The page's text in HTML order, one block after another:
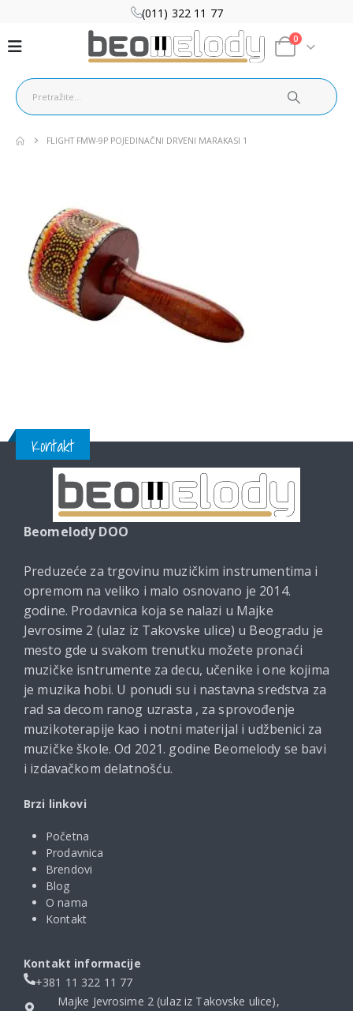
(011) 322 11 77
0
FLIGHT FMW-9P POJEDINAČNI DRVENI MARAKASI 1
Kontakt
Beomelody DOO
Preduzeće za trgovinu muzičkim instrumentima i
opremom na veliko i malo osnovano je 2014.
godine. Prodavnica koja se nalazi u Majke
Jevrosime 2 (ulaz iz Takovske ulice) u Beogradu je
mesto gde u svakom trenutku možete pronaći
muzičke isntrumente za decu, učenike i one kojima
je muzika hobi. U ponudi su i nastavna sredstva za
rad sa decom ranog uzrasta , za sprovođenje
muzikoterapije kao i notni materijal i udžbenici za
muzičke škole. Od 2021. godine Beomelody se bavi
i izdavačkom delatnošću.
Brzi linkovi
Početna
Prodavnica
Brendovi
Blog
O nama
Kontakt
Kontakt informacije
+381 11 322 11 77
Majke Jevrosime 2 (ulaz iz Takovske ulice),